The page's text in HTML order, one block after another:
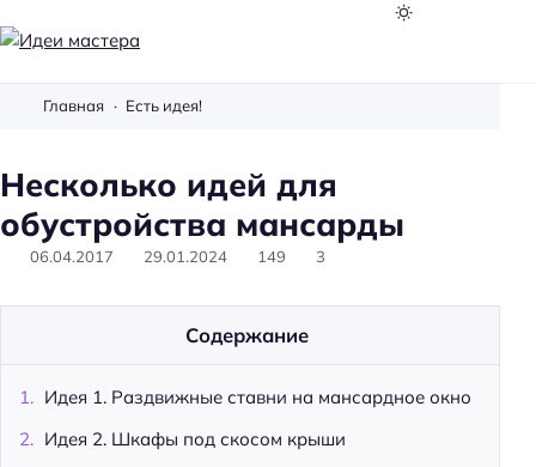
м
с
Главная Есть идея!
Несколько идей для
обустройства мансарды
06.04.2017 29.01.2024 149 3
Содержание
Идея 1. Раздвижные ставни на мансардное окно
Идея 2. Шкафы под скосом крыши